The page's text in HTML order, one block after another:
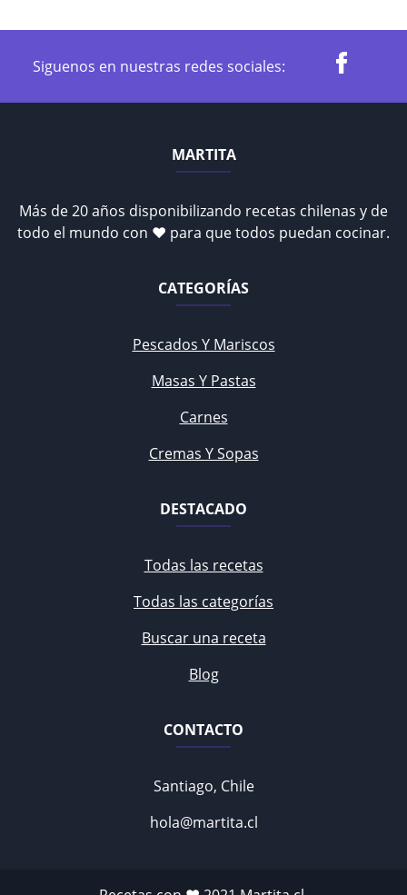
Siguenos en nuestras redes sociales:
MARTITA
Más de 20 años disponibilizando recetas chilenas y de
todo el mundo con ♥ para que todos puedan cocinar.
CATEGORÍAS
Pescados Y Mariscos
Masas Y Pastas
Carnes
Cremas Y Sopas
DESTACADO
Todas las recetas
Todas las categorías
Buscar una receta
Blog
CONTACTO
Santiago, Chile
hola@martita.cl